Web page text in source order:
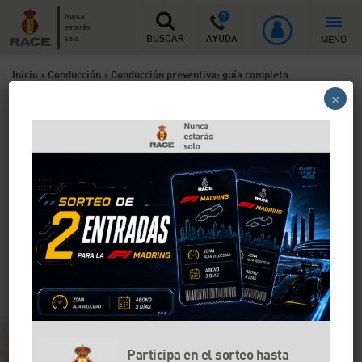
Nunca
estarás
solo
BUSCAR AYUDA MENÚ
Inicio > Conducción > Conducción preventiva: guía completa
Conducción preventiva: guía
La conducción preventiva es un tipo de conducción
que prioriza la seguridad y la anticipación para así
evitar en la medida de lo posible los imprevistos de la
carretera. Esta práctica reduce costes, estrés y
desgaste del vehículo. Conducir de forma preventiva
es conducir de forma inteligente y eficiente.
Participa en el sorteo hasta
×